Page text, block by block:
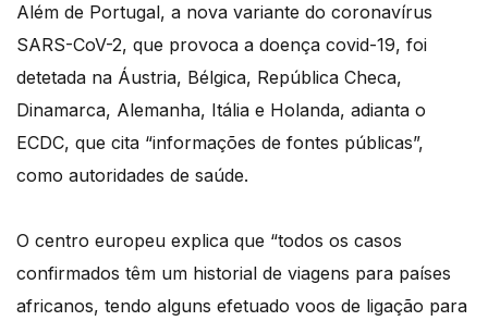
Além de Portugal, a nova variante do coronavírus
SARS-CoV-2, que provoca a doença covid-19, foi
detetada na Áustria, Bélgica, República Checa,
Dinamarca, Alemanha, Itália e Holanda, adianta o
ECDC, que cita “informações de fontes públicas”,
como autoridades de saúde.
O centro europeu explica que “todos os casos
confirmados têm um historial de viagens para países
africanos, tendo alguns efetuado voos de ligação para